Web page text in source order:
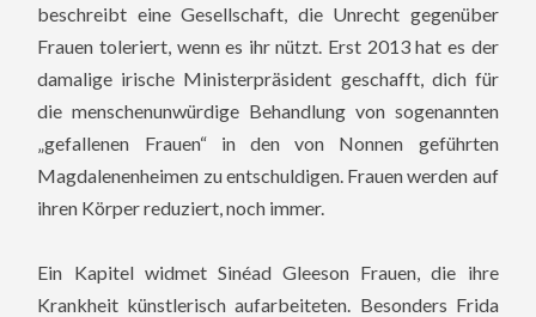
beschreibt eine Gesellschaft, die Unrecht gegenüber
Frauen toleriert, wenn es ihr nützt. Erst 2013 hat es der
damalige irische Ministerpräsident geschafft, dich für
die menschenunwürdige Behandlung von sogenannten
„gefallenen Frauen“ in den von Nonnen geführten
Magdalenenheimen zu entschuldigen. Frauen werden auf
ihren Körper reduziert, noch immer.
Ein Kapitel widmet Sinéad Gleeson Frauen, die ihre
Krankheit künstlerisch aufarbeiteten. Besonders Frida